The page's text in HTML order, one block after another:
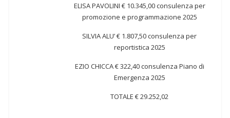
ELISA PAVOLINI € 10.345,00 consulenza per
promozione e programmazione 2025
SILVIA ALU’ € 1.807,50 consulenza per
reportistica 2025
EZIO CHICCA € 322,40 consulenza Piano di
Emergenza 2025
TOTALE € 29.252,02